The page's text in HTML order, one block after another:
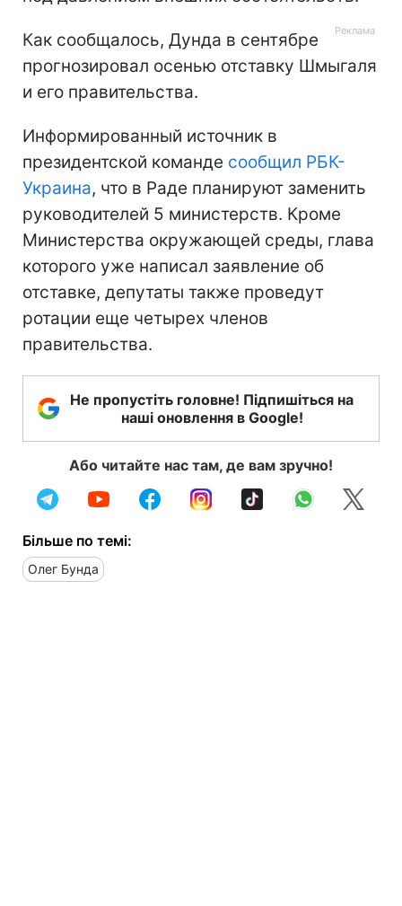
Как сообщалось, Дунда в сентябре
прогнозировал осенью отставку Шмыгаля
и его правительства.
Информированный источник в
президентской команде сообщил РБК-
Украина, что в Раде планируют заменить
руководителей 5 министерств. Кроме
Министерства окружающей среды, глава
которого уже написал заявление об
отставке, депутаты также проведут
ротации еще четырех членов
правительства.
Не пропустіть головне! Підпишіться на
наші оновлення в Google!
Або читайте нас там, де вам зручно!
Більше по темі:
Олег Бунда